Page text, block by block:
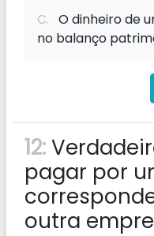
C. O dinheiro de
no balanço
12:
pagar por
outra